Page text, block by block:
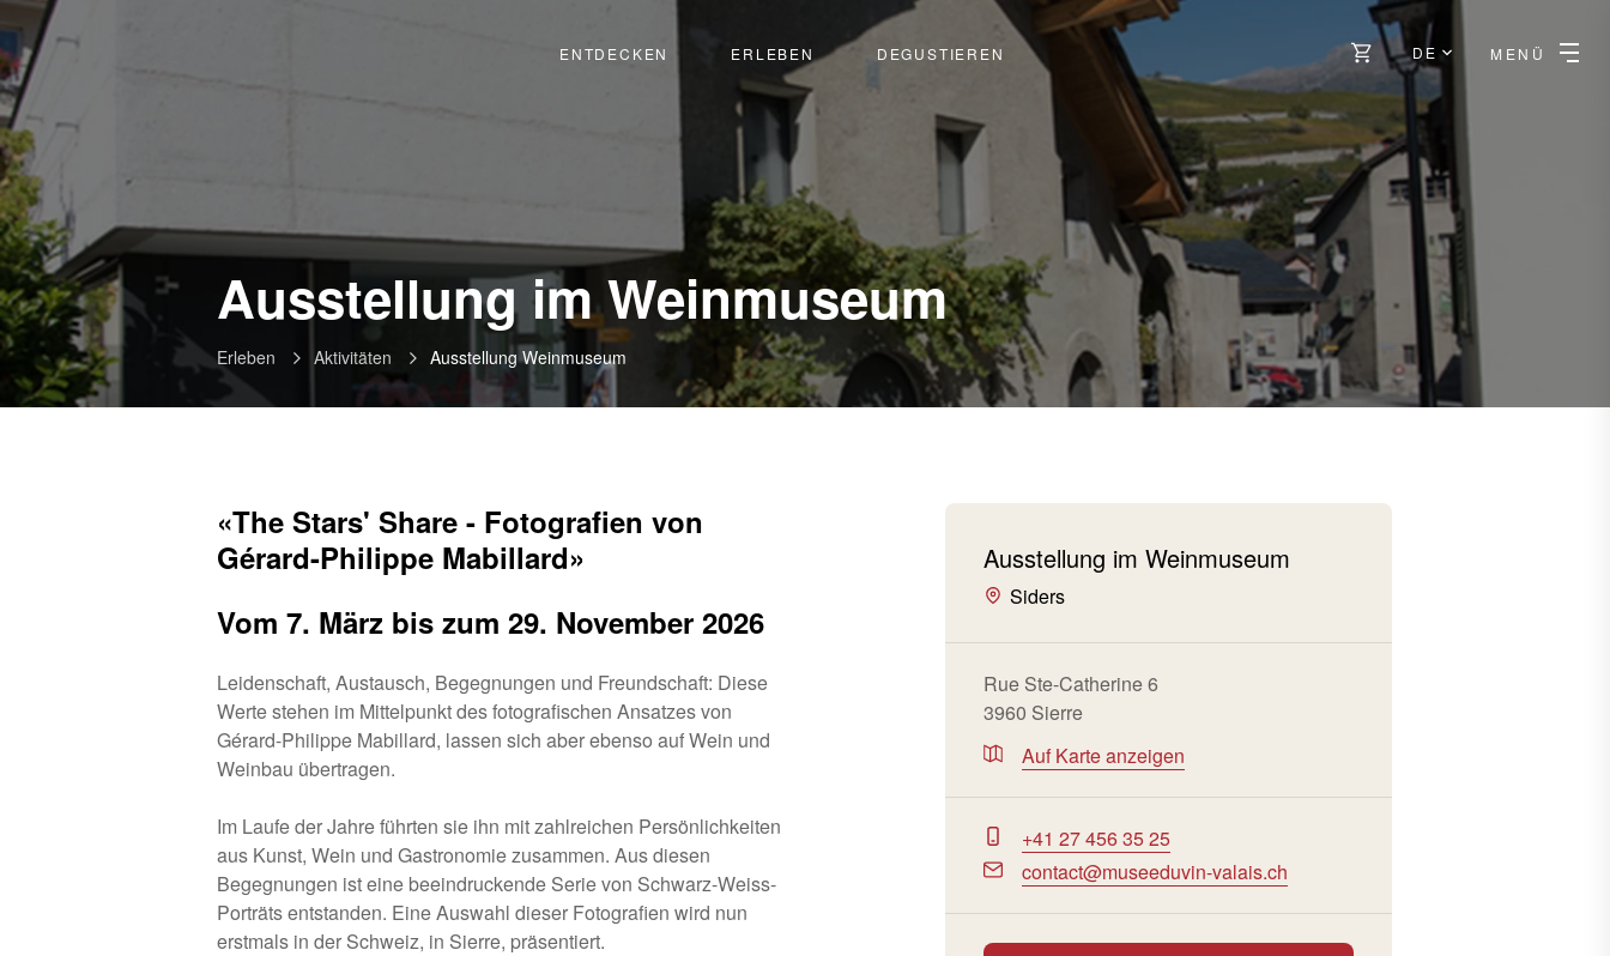
ENTDECKEN ERLEBEN DEGUSTIEREN DE MENÜ
Ausstellung im Weinmuseum
Erleben Aktivitäten Ausstellung Weinmuseum
«The Stars' Share - Fotografien von
Gérard-Philippe Mabillard»
Vom 7. März bis zum 29. November 2026
Leidenschaft, Austausch, Begegnungen und Freundschaft: Diese
Werte stehen im Mittelpunkt des fotografischen Ansatzes von
Gérard-Philippe Mabillard, lassen sich aber ebenso auf Wein und
Weinbau übertragen.
Im Laufe der Jahre führten sie ihn mit zahlreichen Persönlichkeiten
aus Kunst, Wein und Gastronomie zusammen. Aus diesen
Begegnungen ist eine beeindruckende Serie von Schwarz-Weiss-
Porträts entstanden. Eine Auswahl dieser Fotografien wird nun
erstmals in der Schweiz, in Sierre, präsentiert.
Ausstellung im Weinmuseum
Siders
Rue Ste-Catherine 6
3960 Sierre
Auf Karte anzeigen
+41 27 456 35 25
contact@museeduvin-valais.ch